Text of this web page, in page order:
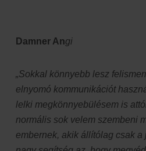
Damner Angi
„Sokkal könnyebb lesz
elnyomó kommunikációt
lelki megkönnyebülésem is
normális sok velem szembeni
embernek, akik állítólag csak a